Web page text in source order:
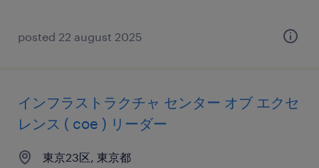
posted 22 august 2025
インフラストラクチャ センター オブ エクセ
レンス ( coe ) リーダー
東京23区, 東京都